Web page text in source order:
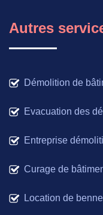
Autres
Démolition de
Evacuation des
Entreprise
Curage de
Location de